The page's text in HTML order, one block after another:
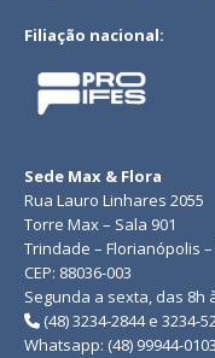
Filiação nacional:
Sede Max & Flora
Rua Lauro Linhares 2055
Torre Max – Sala 901
Trindade – Florianópolis –
CEP: 88036-003
Segunda a sexta, das 8h
(48) 3234-2844 e 3234-
Whatsapp: (48) 99944-0103